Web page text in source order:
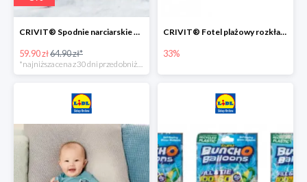
CRIVIT® Spodnie narciarskie dziewczęce
59.90 zł64.90 zł*
*najniższa cena z 30 dni przed obniżką
CRIVIT® Fotel plażowy rozkładany / Brodzik dziecięcy
33%